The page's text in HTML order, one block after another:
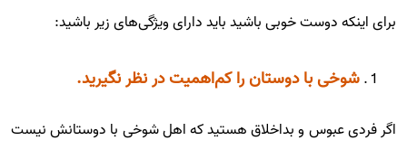
برای اینکه دوست خوبی باشید باید دارای ویژگی‌های زیر باشید:
شوخی با دوستان را کم‌اهمیت در نظر نگیرید.
اگر فردی عبوس و بداخلاق هستید که اهل شوخی با دوستانش نیست